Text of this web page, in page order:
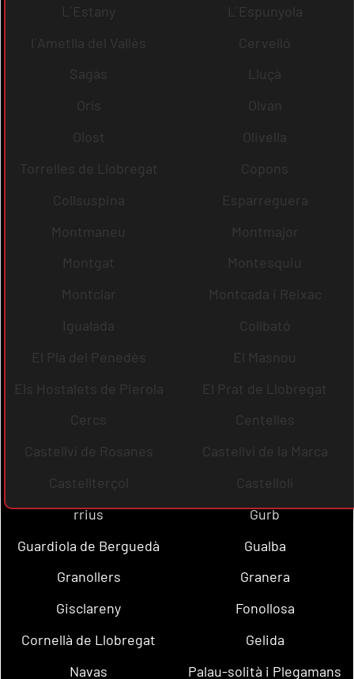
L´Estany
L´Espunyola
l´Ametlla del Vallès
Cervelló
Sagàs
Lluçà
Orís
Olvan
Olost
Olivella
Torrelles de Llobregat
Copons
Collsuspina
Esparreguera
Montmaneu
Montmajor
Montgat
Montesquiu
Montclar
Montcada i Reixac
Igualada
Collbató
El Pla del Penedès
El Masnou
Els Hostalets de Pierola
El Prat de Llobregat
Cercs
Centelles
Castellví de Rosanes
Castellví de la Marca
Castellterçol
Castellolí
rrius
Gurb
Guardiola de Berguedà
Gualba
Granollers
Granera
Gisclareny
Fonollosa
Cornellà de Llobregat
Gelida
Navas
Palau-solità i Plegamans